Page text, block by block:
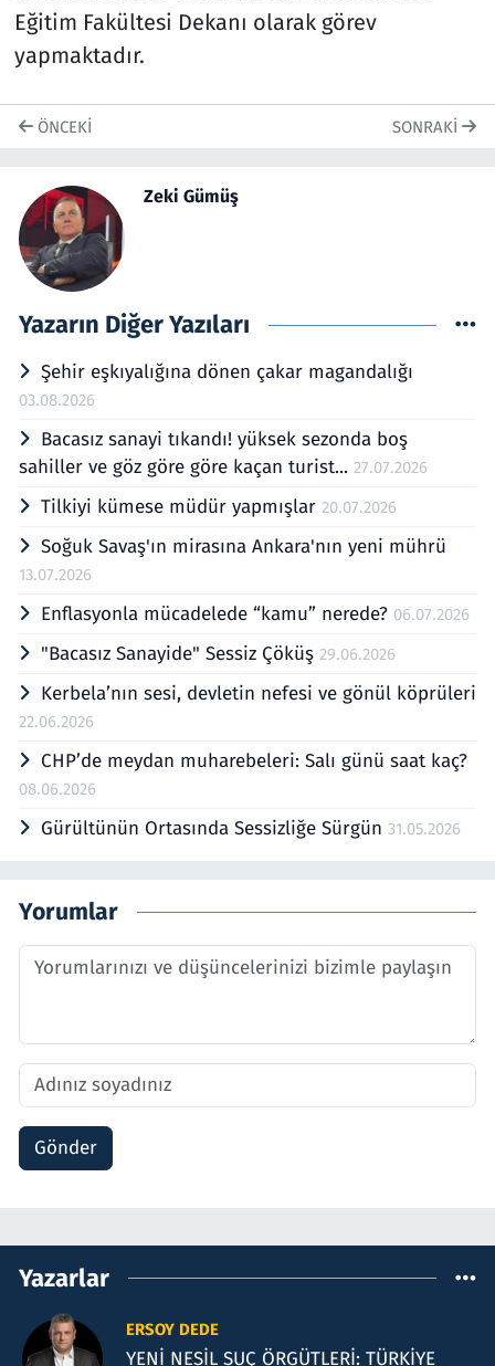
Eğitim Fakültesi Dekanı olarak görev
yapmaktadır.
ÖNCEKI SONRAKI
Zeki Gümüş
Yazarın Diğer Yazıları
Şehir eşkıyalığına dönen çakar magandalığı
03.08.2026
Bacasız sanayi tıkandı! yüksek sezonda boş
sahiller ve göz göre göre kaçan turist... 27.07.2026
Tilkiyi kümese müdür yapmışlar 20.07.2026
Soğuk Savaş'ın mirasına Ankara'nın yeni mührü
13.07.2026
Enflasyonla mücadelede “kamu” nerede? 06.07.2026
"Bacasız Sanayide" Sessiz Çöküş 29.06.2026
Kerbela’nın sesi, devletin nefesi ve gönül köprüleri
22.06.2026
CHP’de meydan muharebeleri: Salı günü saat kaç?
08.06.2026
Gürültünün Ortasında Sessizliğe Sürgün 31.05.2026
Yorumlar
Gönder
Yazarlar
ERSOY DEDE
YENİ NESİL SUÇ ÖRGÜTLERİ: TÜRKİYE